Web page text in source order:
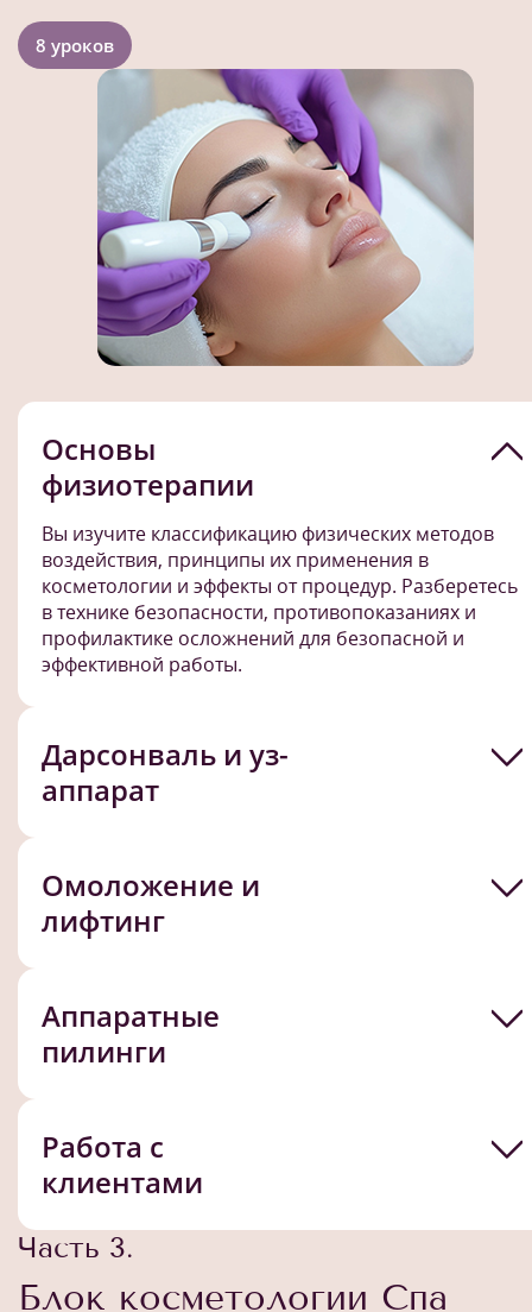
8 уроков
Основы
физиотерапии
Вы изучите классификацию физических методов
воздействия, принципы их применения в
косметологии и эффекты от процедур. Разберетесь
в технике безопасности, противопоказаниях и
профилактике осложнений для безопасной и
эффективной работы.
Дарсонваль и уз-
аппарат
Омоложение и
лифтинг
Аппаратные
пилинги
Работа с
клиентами
Часть 3.
Блок косметологии Спа